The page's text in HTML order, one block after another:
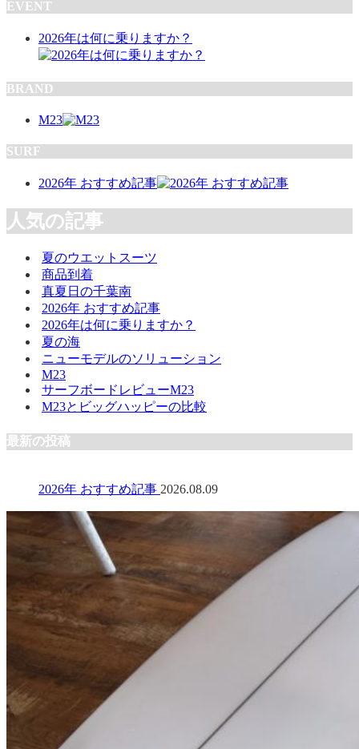
EVENT
2026年は何に乗りますか？
BRAND
M23
SURF
2026年 おすすめ記事
人気の記事
夏のウエットスーツ
商品到着
真夏日の千葉南
2026年 おすすめ記事
2026年は何に乗りますか？
夏の海
ニューモデルのソリューション
M23
サーフボードレビューM23
M23とビッグハッピーの比較
最新の投稿
2026年 おすすめ記事 2026.08.09